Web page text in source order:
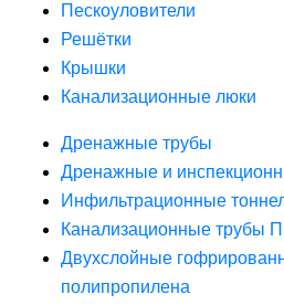
Пескоуловители
Решётки
Крышки
Канализационные люки
Дренажные трубы
Дренажные и
Инфильтрационные
Канализационные трубы
Двухслойные
полипропилена